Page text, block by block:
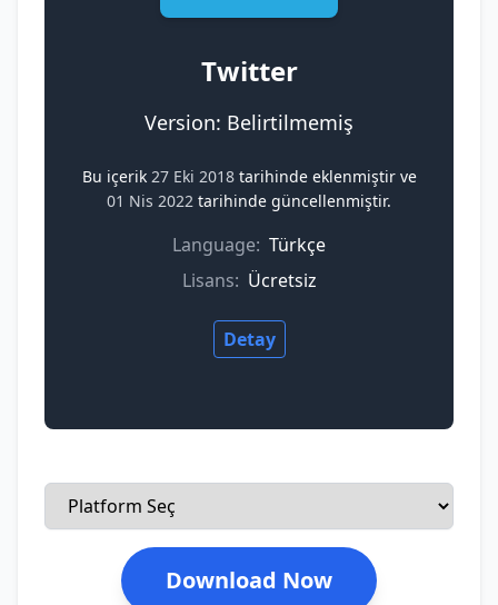
Twitter
Version: Belirtilmemiş
Bu içerik 27 Eki 2018 tarihinde eklenmiştir ve
01 Nis 2022 tarihinde güncellenmiştir.
Language: Türkçe
Lisans: Ücretsiz
Detay
Download Now